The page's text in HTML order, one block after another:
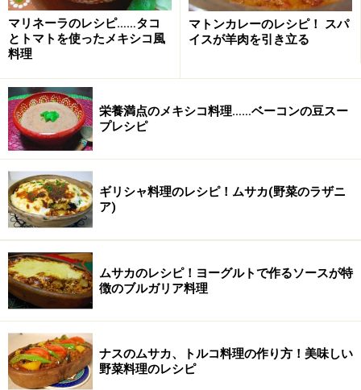
鶏胸肉の塩ヨーグルト唐揚げの作り方・手
順
■鶏胸肉のスパイシー塩ヨーグルト唐揚げ
1
鶏胸肉は皮をとり、縦に３等分してそれぞれ繊維を断つ
ように厚めのそぎ切りにする。ボウルにサラダ油以外の
材料をすべて加え、手でよく混ぜ合わせる。半日～１日
ほど冷蔵庫に漬けておく。
マリネーラのレシピ……タコ
とトマトを使ったメキシコ風
料理
マトンカレーのレシピ！ スパ
イスが羊肉を引き立る
栄養満点のメキシコ料理……ベーコンの豆スー
プレシピ
ギリシャ料理のレシピ！ムサカ(野菜のラザニ
ア)
ムサカのレシピ！ヨーグルトで作るソースが特
徴のブルガリア料理
ナスのムサカ、トルコ料理の作り方！美味しい
野菜料理のレシピ